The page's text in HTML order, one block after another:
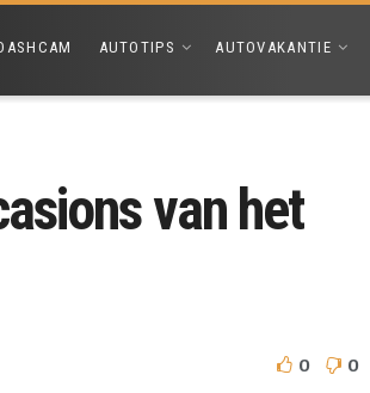
AUTOTIPS AUTOVAKANTIE
van het
0 0